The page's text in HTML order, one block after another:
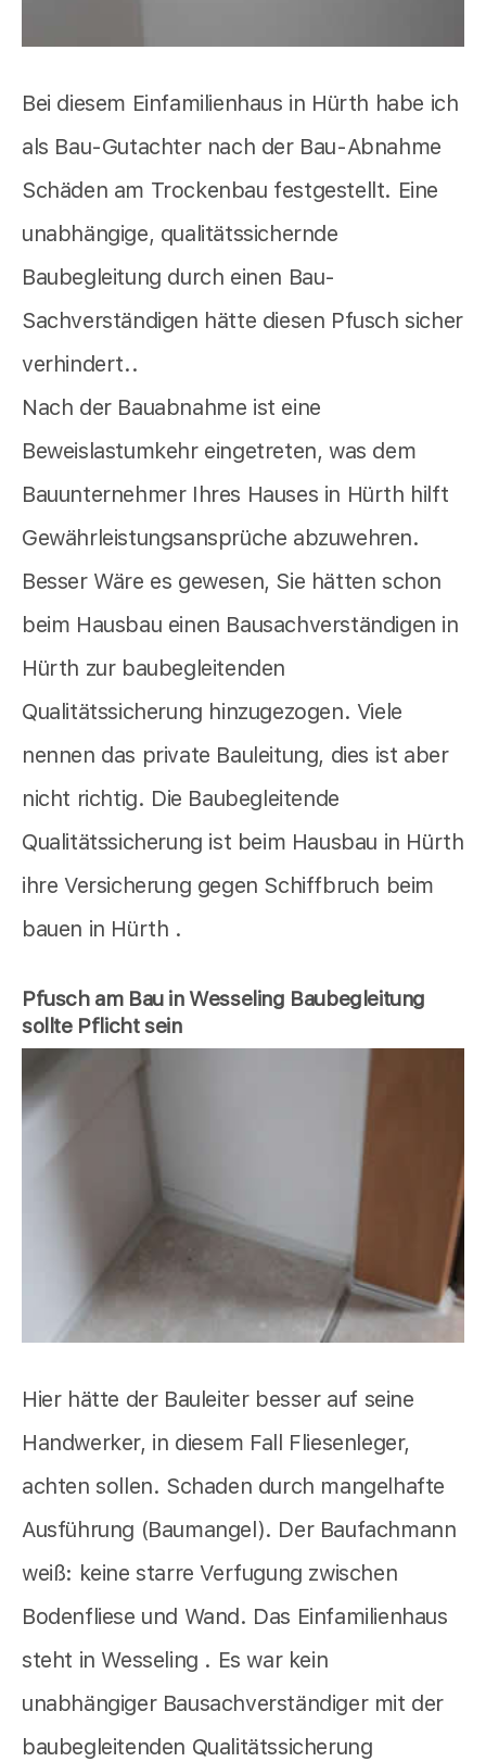
Bei diesem Einfamilienhaus in Hürth habe ich
als Bau-Gutachter nach der Bau-Abnahme
Schäden am Trockenbau festgestellt. Eine
unabhängige, qualitätssichernde
Baubegleitung durch einen Bau-
Sachverständigen hätte diesen Pfusch sicher
verhindert..
Nach der Bauabnahme ist eine
Beweislastumkehr eingetreten, was dem
Bauunternehmer Ihres Hauses in Hürth hilft
Gewährleistungsansprüche abzuwehren.
Besser Wäre es gewesen, Sie hätten schon
beim Hausbau einen Bausachverständigen in
Hürth zur baubegleitenden
Qualitätssicherung hinzugezogen. Viele
nennen das private Bauleitung, dies ist aber
nicht richtig. Die Baubegleitende
Qualitätssicherung ist beim Hausbau in Hürth
ihre Versicherung gegen Schiffbruch beim
bauen in Hürth .
Pfusch am Bau in Wesseling Baubegleitung
sollte Pflicht sein
Hier hätte der Bauleiter besser auf seine
Handwerker, in diesem Fall Fliesenleger,
achten sollen. Schaden durch mangelhafte
Ausführung (Baumangel). Der Baufachmann
weiß: keine starre Verfugung zwischen
Bodenfliese und Wand. Das Einfamilienhaus
steht in Wesseling . Es war kein
unabhängiger Bausachverständiger mit der
baubegleitenden Qualitätssicherung